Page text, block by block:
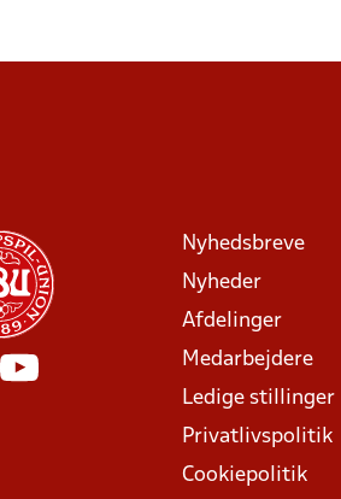
Nyhedsbreve
Nyheder
Afdelinger
Medarbejdere
Ledige stillinger
Privatlivspolitik
Cookiepolitik